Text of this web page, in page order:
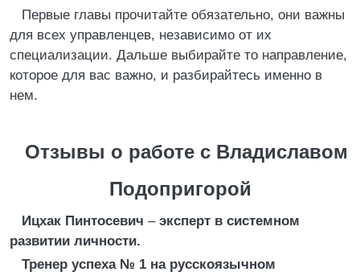
Первые главы прочитайте обязательно, они важны
для всех управленцев, независимо от их
специализации. Дальше выбирайте то направление,
которое для вас важно, и разбирайтесь именно в
нем.
Отзывы о работе с Владиславом
Подопригорой
Ицхак Пинтосевич – эксперт в системном
развитии личности.
Тренер успеха № 1 на русскоязычном